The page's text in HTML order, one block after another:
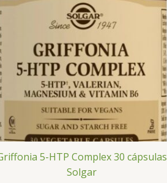
5-HTP Complex 30 cápsulas
Solgar